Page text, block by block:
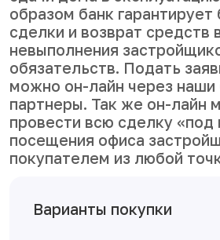
образом банк гарантирует
сделки и возврат средств
невыполнения
обязательств. Подать
можно он-лайн через наши
партнеры. Так же он-лайн
провести всю сделку «под
посещения офиса
покупателем из любой
Варианты покупки